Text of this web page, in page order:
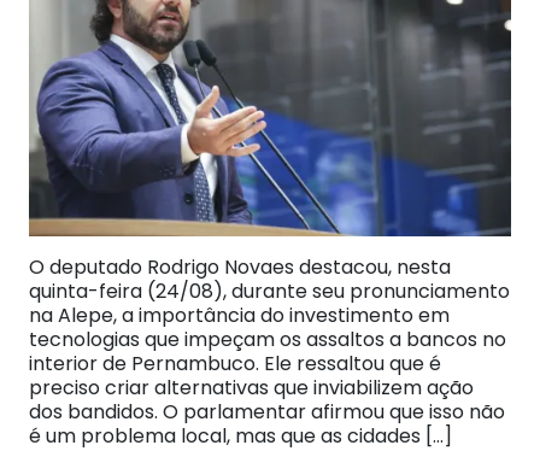
O deputado Rodrigo Novaes destacou, nesta
quinta-feira (24/08), durante seu pronunciamento
na Alepe, a importância do investimento em
tecnologias que impeçam os assaltos a bancos no
interior de Pernambuco. Ele ressaltou que é
preciso criar alternativas que inviabilizem ação
dos bandidos. O parlamentar afirmou que isso não
é um problema local, mas que as cidades […]